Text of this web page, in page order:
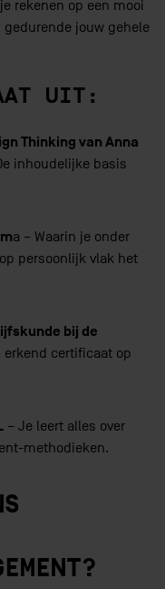
rekenen op een mooi
jouw gehele
UIT:
Thinking van Anna
inhoudelijke basis
a – Waarin je onder
persoonlijk vlak het
bij de
erkend certificaat op
– Je leert alles over
methodieken.